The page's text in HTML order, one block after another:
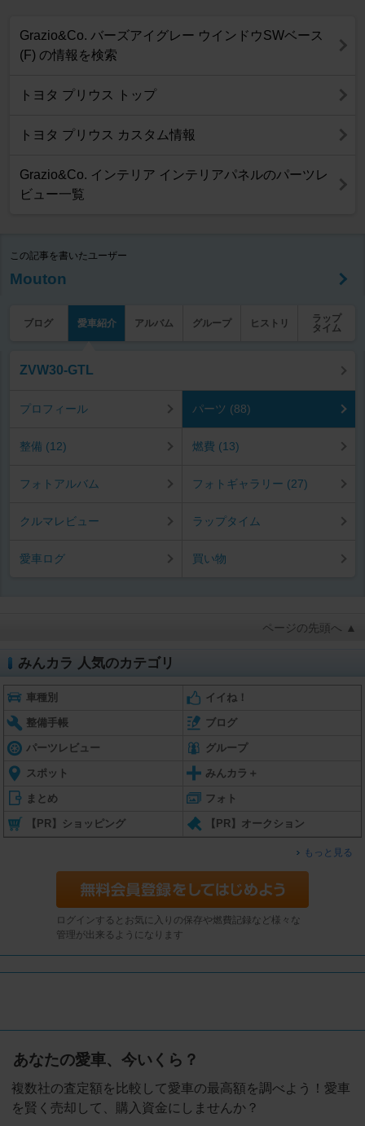
Grazio&Co. バーズアイグレー ウインドウSWベース
(F) の情報を検索
トヨタ プリウス トップ
トヨタ プリウス カスタム情報
Grazio&Co. インテリア インテリアパネルのパーツレ
ビュー一覧
この記事を書いたユーザー
Mouton
ブログ 愛車紹介 アルバム グループ ヒストリ
ラップ
タイム
ZVW30-GTL
プロフィール パーツ (88)
整備 (12) 燃費 (13)
フォトアルバム フォトギャラリー (27)
クルマレビュー ラップタイム
愛車ログ 買い物
ページの先頭へ ▲
みんカラ 人気のカテゴリ
車種別 イイね！
整備手帳 ブログ
パーツレビュー グループ
スポット みんカラ＋
まとめ フォト
【PR】ショッピング 【PR】オークション
もっと見る
ログインするとお気に入りの保存や燃費記録など様々な
管理が出来るようになります
あなたの愛車、今いくら？
複数社の査定額を比較して愛車の最高額を調べよう！愛車
を賢く売却して、購入資金にしませんか？